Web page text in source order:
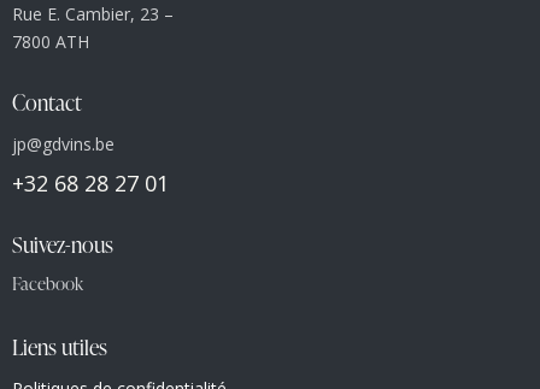
Rue E. Cambier, 23 –
7800 ATH
Contact
jp@gdvins.be
+32 68 28 27 01
Suivez-nous
Facebook
Liens utiles